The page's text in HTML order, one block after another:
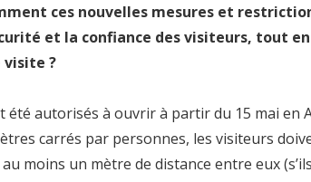
ces nouvelles mesures et
et la confiance des visiteurs, tout
visite ?
été autorisés à ouvrir à partir du 15 mai en
carrés par personnes, les visiteurs
moins un mètre de distance entre eux